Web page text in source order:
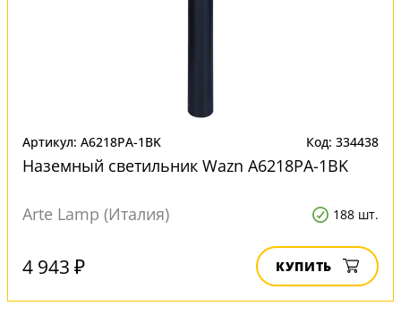
Артикул: A6218PA-1BK Код: 334438
Наземный светильник Wazn A6218PA-1BK
Arte Lamp (Италия) 188 шт.
4 943 ₽ КУПИТЬ